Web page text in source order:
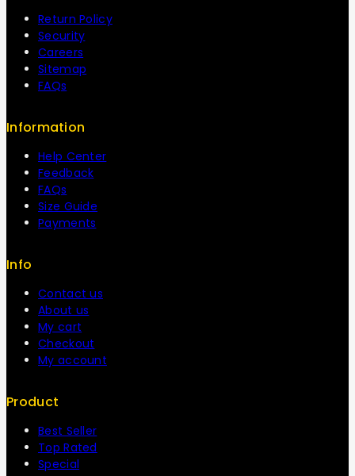
Return Policy
Security
Careers
Sitemap
FAQs
Information
Help Center
Feedback
FAQs
Size Guide
Payments
Info
Contact us
About us
My cart
Checkout
My account
Product
Best Seller
Top Rated
Special